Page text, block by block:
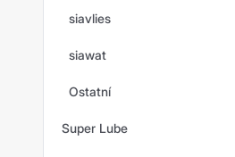
siavlies
siawat
Ostatní
Super Lube